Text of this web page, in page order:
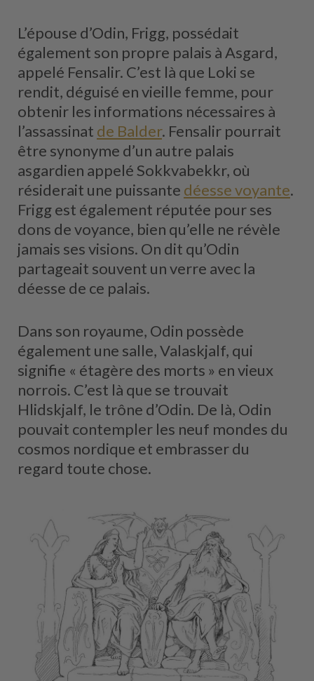
L’épouse d’Odin, Frigg, possédait
également son propre palais à Asgard,
appelé Fensalir. C’est là que Loki se
rendit, déguisé en vieille femme, pour
obtenir les informations nécessaires à
l’assassinat de Balder. Fensalir pourrait
être synonyme d’un autre palais
asgardien appelé Sokkvabekkr, où
résiderait une puissante déesse voyante.
Frigg est également réputée pour ses
dons de voyance, bien qu’elle ne révèle
jamais ses visions. On dit qu’Odin
partageait souvent un verre avec la
déesse de ce palais.
Dans son royaume, Odin possède
également une salle, Valaskjalf, qui
signifie « étagère des morts » en vieux
norrois. C’est là que se trouvait
Hlidskjalf, le trône d’Odin. De là, Odin
pouvait contempler les neuf mondes du
cosmos nordique et embrasser du
regard toute chose.